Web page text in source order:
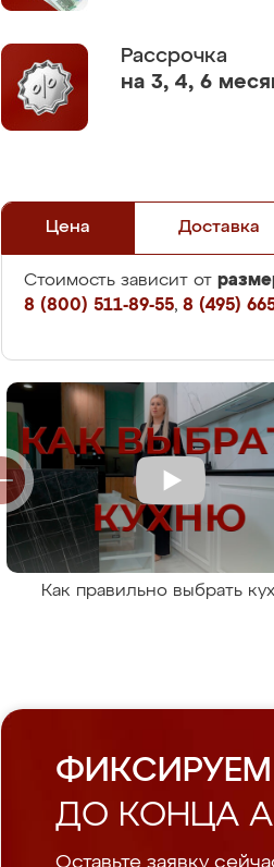
Рассрочка
на 3, 4, 6
Цена Доставка
Стоимость зависит от
8 (800) 511-89-55, 8 (495)
Как правильно выбрать
ФИКСИРУЕМ
ДО КОНЦА
Оставьте заявку